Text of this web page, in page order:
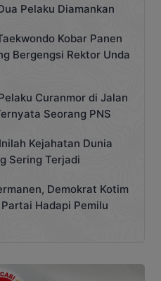
Pelaku Diamankan
Kobar Panen
Bergengsi Rektor Unda
Curanmor di Jalan
Seorang PNS
Kejahatan Dunia
Sering Terjadi
Demokrat Kotim
Hadapi Pemilu